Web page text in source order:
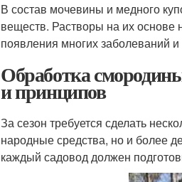
В состав мочевины и медного
веществ. Растворы на их
появления многих заболеваний
Обработка
и принципов
За сезон требуется сделать
народные средства, но и более
каждый садовод должен